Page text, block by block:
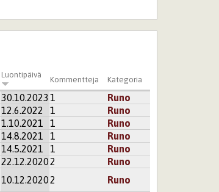
Luontipäivä
Kommentteja Kategoria
30.10.2023 1
Runo
12.6.2022 1
Runo
1.10.2021 1
Runo
14.8.2021 1
Runo
14.5.2021 1
Runo
22.12.20202
Runo
10.12.20202
Runo